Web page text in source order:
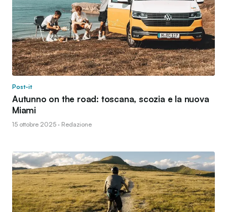
Post-it
Autunno on the road: toscana, scozia e la nuova
Miami
15 ottobre 2025 · Redazione